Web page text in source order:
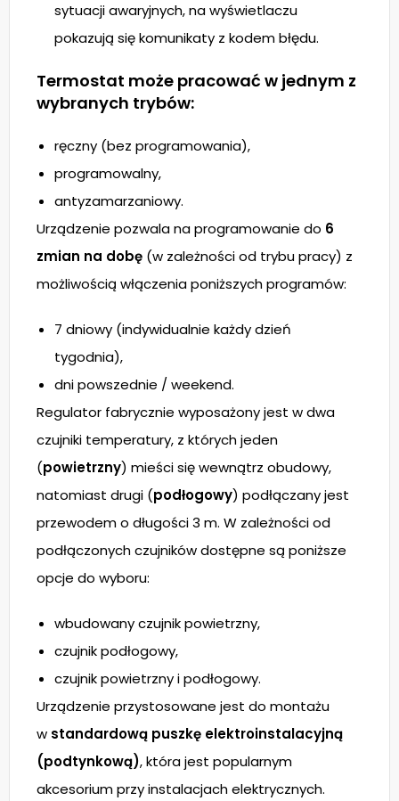
sytuacji awaryjnych, na wyświetlaczu
pokazują się komunikaty z kodem błędu.
Termostat może pracować w jednym z
wybranych trybów:
ręczny (bez programowania),
programowalny,
antyzamarzaniowy.
Urządzenie pozwala na programowanie do 6
zmian na dobę (w zależności od trybu pracy) z
możliwością włączenia poniższych programów:
7 dniowy (indywidualnie każdy dzień
tygodnia),
dni powszednie / weekend.
Regulator fabrycznie wyposażony jest w dwa
czujniki temperatury, z których jeden
(powietrzny) mieści się wewnątrz obudowy,
natomiast drugi (podłogowy) podłączany jest
przewodem o długości 3 m. W zależności od
podłączonych czujników dostępne są poniższe
opcje do wyboru:
wbudowany czujnik powietrzny,
czujnik podłogowy,
czujnik powietrzny i podłogowy.
Urządzenie przystosowane jest do montażu
w standardową puszkę elektroinstalacyjną
(podtynkową), która jest popularnym
akcesorium przy instalacjach elektrycznych.